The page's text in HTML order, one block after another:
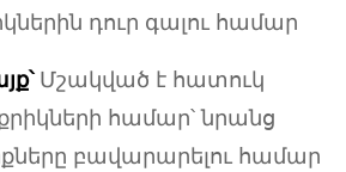
դուր գալու համար
Մշակված է հատուկ
համար՝ նրանց
բավարարելու համար